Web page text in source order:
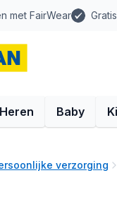
met FairWear
Heren Baby
verzorging